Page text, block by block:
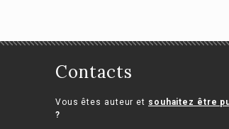
Contacts
Vous êtes auteur et souhaitez être
?